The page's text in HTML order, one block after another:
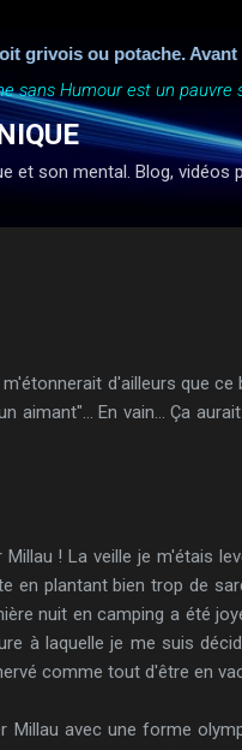
potache. Avant de
sans Humour est un pauvre
son mental. Blog, vidéos
d'ailleurs que
En vain... Ça
! La veille je m'étais
en plantant bien trop de
nuit en camping a été
à laquelle je me suis
comme tout d'être en
Millau avec une forme